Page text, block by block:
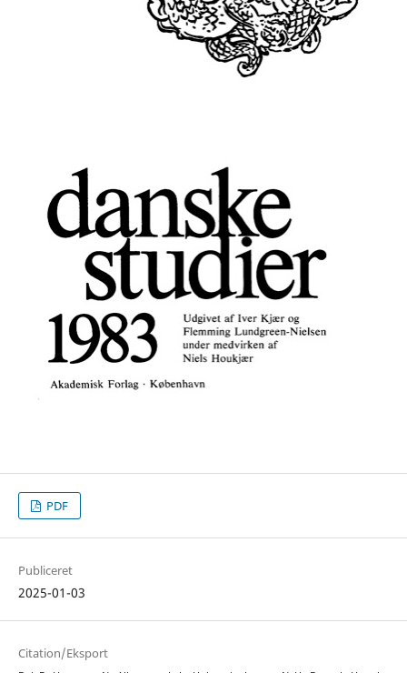
PDF
Publiceret
2025-01-03
Citation/Eksport